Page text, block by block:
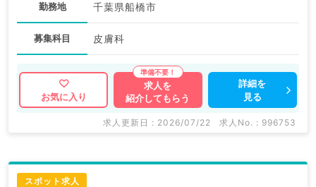
勤務地 千葉県船橋市
募集科目 皮膚科
お気に入り
求人を
紹介してもらう
詳細を
見る
求人更新日 : 2026/07/22 求人No. : 996753
スポット求人